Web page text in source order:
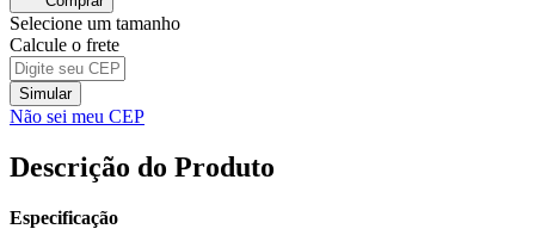
Selecione um tamanho
Calcule o frete
Simular
Não sei meu CEP
Descrição do Produto
Especificação